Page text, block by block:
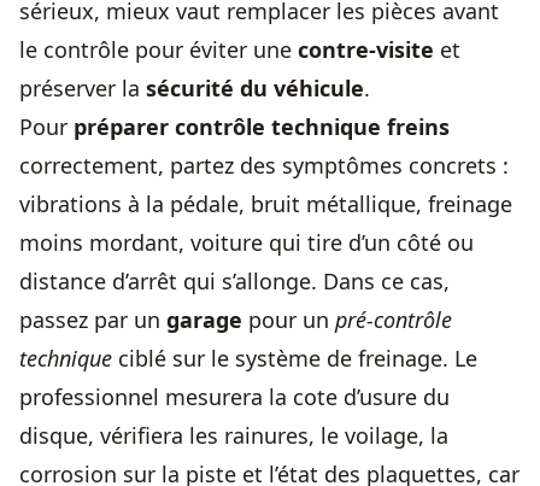
sérieux, mieux vaut remplacer les pièces avant
le contrôle pour éviter une contre-visite et
préserver la sécurité du véhicule.
Pour préparer contrôle technique freins
correctement, partez des symptômes concrets :
vibrations à la pédale, bruit métallique, freinage
moins mordant, voiture qui tire d’un côté ou
distance d’arrêt qui s’allonge. Dans ce cas,
passez par un garage pour un pré-contrôle
technique ciblé sur le système de freinage. Le
professionnel mesurera la cote d’usure du
disque, vérifiera les rainures, le voilage, la
corrosion sur la piste et l’état des plaquettes, car